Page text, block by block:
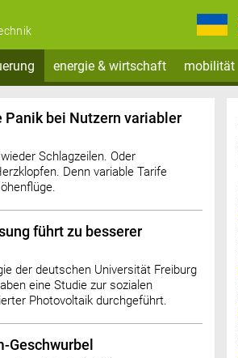
energie & wirtschaft mobilität
bei Nutzern variabler
Schlagzeilen. Oder
Denn variable Tarife
führt zu besserer
der deutschen Universität Freiburg
eine Studie zur sozialen
Photovoltaik durchgeführt.
Geschwurbel